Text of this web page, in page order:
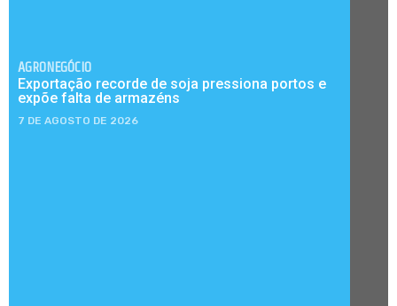
AGRONEGÓCIO
Exportação recorde de soja pressiona portos e
expõe falta de armazéns
7 DE AGOSTO DE 2026